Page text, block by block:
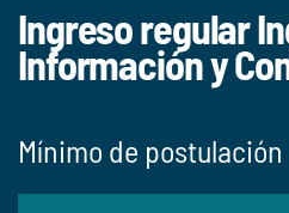
Ingreso regular
Información y
Mínimo de postulación